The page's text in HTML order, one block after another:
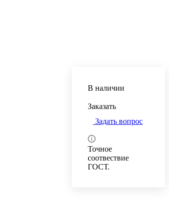
В наличии
Заказать
Задать вопрос
Точное
соотвествие
ГОСТ.